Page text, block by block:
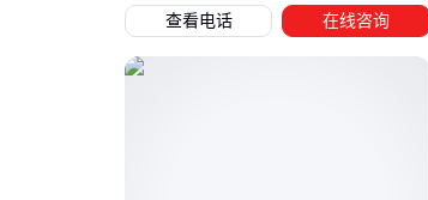
查看电话 在线咨询